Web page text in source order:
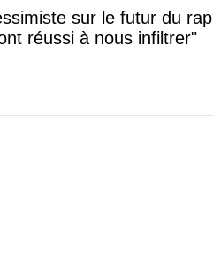
sur le futur du rap
réussi à nous infiltrer"